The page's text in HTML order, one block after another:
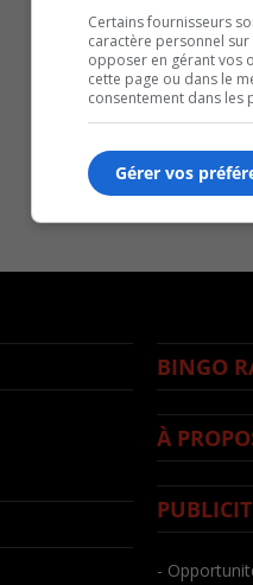
BINGO
À
-
Certains fournisseurs
caractère personnel
opposer en gérant vos
cette page ou dans le
consentement dans les
Gérer vos